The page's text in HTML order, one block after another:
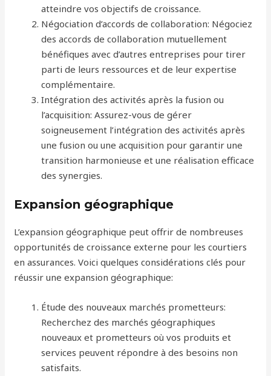
atteindre vos objectifs de croissance.
Négociation d’accords de collaboration: Négociez
des accords de collaboration mutuellement
bénéfiques avec d’autres entreprises pour tirer
parti de leurs ressources et de leur expertise
complémentaire.
Intégration des activités après la fusion ou
l’acquisition: Assurez-vous de gérer
soigneusement l’intégration des activités après
une fusion ou une acquisition pour garantir une
transition harmonieuse et une réalisation efficace
des synergies.
Expansion géographique
L’expansion géographique peut offrir de nombreuses
opportunités de croissance externe pour les courtiers
en assurances. Voici quelques considérations clés pour
réussir une expansion géographique:
Étude des nouveaux marchés prometteurs:
Recherchez des marchés géographiques
nouveaux et prometteurs où vos produits et
services peuvent répondre à des besoins non
satisfaits.